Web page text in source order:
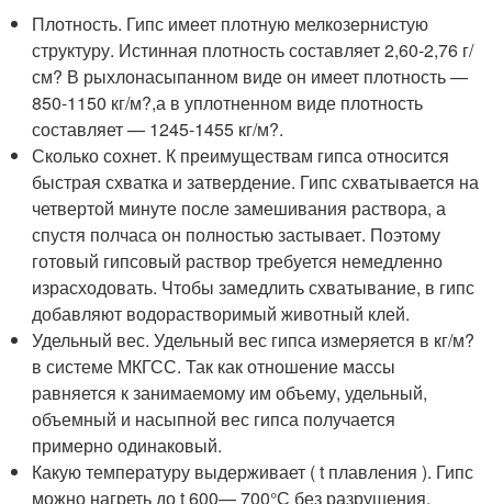
Плотность. Гипс имеет плотную мелкозернистую
структуру. Истинная плотность составляет 2,60-2,76 г/
см? В рыхлонасыпанном виде он имеет плотность —
850-1150 кг/м?,а в уплотненном виде плотность
составляет — 1245-1455 кг/м?.
Сколько сохнет. К преимуществам гипса относится
быстрая схватка и затвердение. Гипс схватывается на
четвертой минуте после замешивания раствора, а
спустя полчаса он полностью застывает. Поэтому
готовый гипсовый раствор требуется немедленно
израсходовать. Чтобы замедлить схватывание, в гипс
добавляют водорастворимый животный клей.
Удельный вес. Удельный вес гипса измеряется в кг/м?
в системе МКГСС. Так как отношение массы
равняется к занимаемому им объему, удельный,
объемный и насыпной вес гипса получается
примерно одинаковый.
Какую температуру выдерживает ( t плавления ). Гипс
можно нагреть до t 600— 700°С без разрушения.